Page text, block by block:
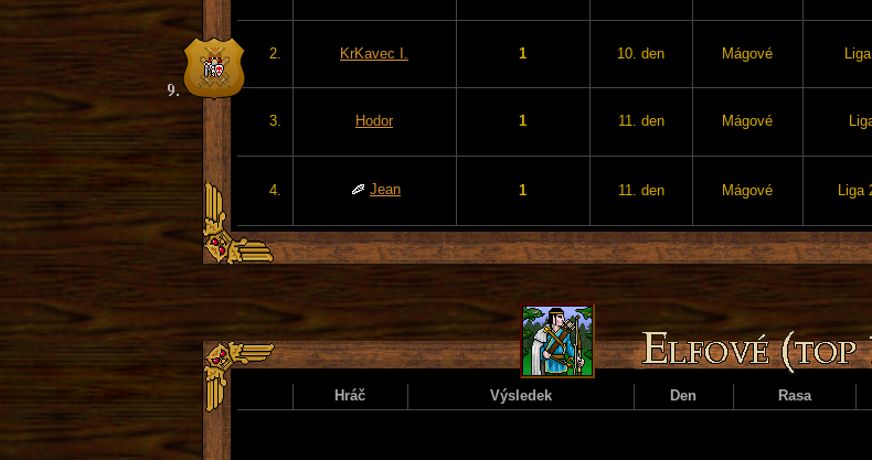
2. KrKavec I. 1 10. den Mágové
3. Hodor 1 11. den Mágové
4. Jean 1 11. den Mágové Liga
Hráč Výsledek Den Rasa